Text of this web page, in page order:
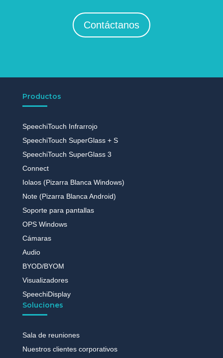
Contáctanos
Productos
SpeechiTouch Infrarrojo
SpeechiTouch SuperGlass + S
SpeechiTouch SuperGlass 3
Connect
Iolaos (Pizarra Blanca Windows)
Note (Pizarra Blanca Android)
Soporte para pantallas
OPS Windows
Cámaras
Audio
BYOD/BYOM
Visualizadores
SpeechiDisplay
Soluciones
Sala de reuniones
Nuestros clientes corporativos